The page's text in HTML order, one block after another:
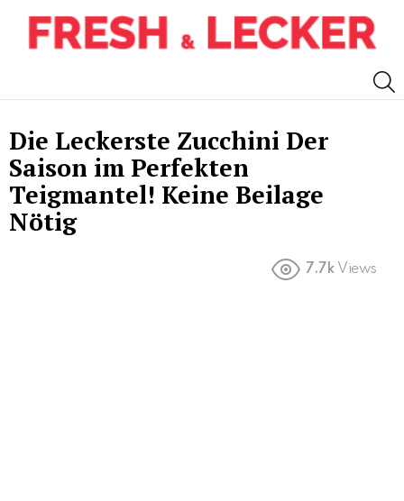
Die Leckerste Zucchini Der
Saison im Perfekten
Teigmantel! Keine Beilage
Nötig
7.7k Views